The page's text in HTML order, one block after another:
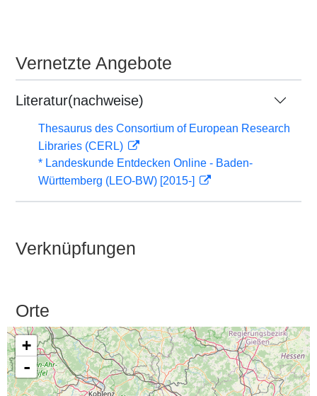
Vernetzte Angebote
Literatur(nachweise)
Thesaurus des Consortium of European Research
Libraries (CERL)
* Landeskunde Entdecken Online - Baden-
Württemberg (LEO-BW) [2015-]
Verknüpfungen
Orte
+
-